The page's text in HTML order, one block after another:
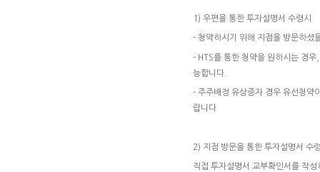
1) 우편을 통한 투자설명서 수령시
- 청약하시기 위해 지점을 방문하셨
- HTS를 통한 청약을 원하시는 경
능합니다.
- 주주배정 유상증자 경우 유선청약
랍니다
2) 지점 방문을 통한 투자설명서 수
직접 투자설명서 교부확인서를 작